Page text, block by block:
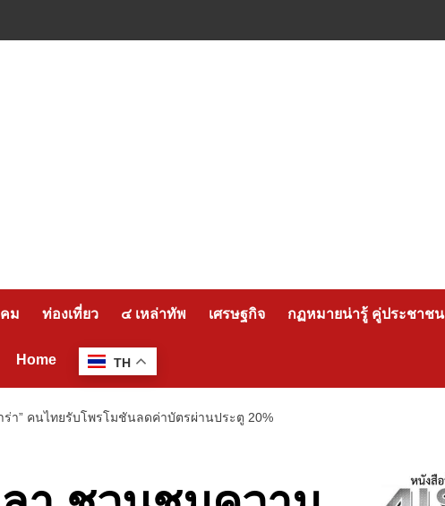
ม ท่องเที่ยว ๔ เหล่าทัพ เศรษฐกิจ กฏหมายน่ารู้ คู่ประชาชน
Home TH
า” คนไทยรับโพรโมชันลดค่าบัตรผ่านประตู 20%